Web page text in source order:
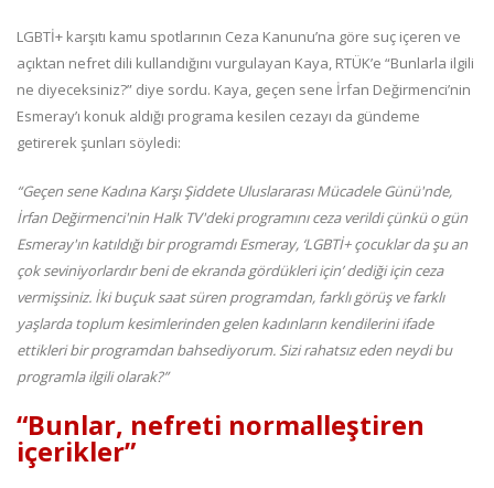
LGBTİ+ karşıtı kamu spotlarının Ceza Kanunu’na göre suç içeren ve
açıktan nefret dili kullandığını vurgulayan Kaya, RTÜK’e “Bunlarla ilgili
ne diyeceksiniz?” diye sordu. Kaya, geçen sene İrfan Değirmenci’nin
Esmeray’ı konuk aldığı programa kesilen cezayı da gündeme
getirerek şunları söyledi:
“Geçen sene Kadına Karşı Şiddete Uluslararası Mücadele Günü'nde,
İrfan Değirmenci'nin Halk TV'deki programını ceza verildi çünkü o gün
Esmeray'ın katıldığı bir programdı Esmeray, ‘LGBTİ+ çocuklar da şu an
çok seviniyorlardır beni de ekranda gördükleri için’ dediği için ceza
vermişsiniz. İki buçuk saat süren programdan, farklı görüş ve farklı
yaşlarda toplum kesimlerinden gelen kadınların kendilerini ifade
ettikleri bir programdan bahsediyorum. Sizi rahatsız eden neydi bu
programla ilgili olarak?”
“Bunlar, nefreti normalleştiren
içerikler”